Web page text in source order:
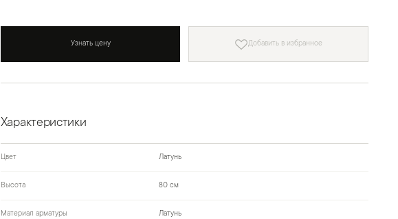
Узнать цену Добавить в избранное
Характеристики
Цвет Латунь
Высота 80 см
Материал арматуры Латунь